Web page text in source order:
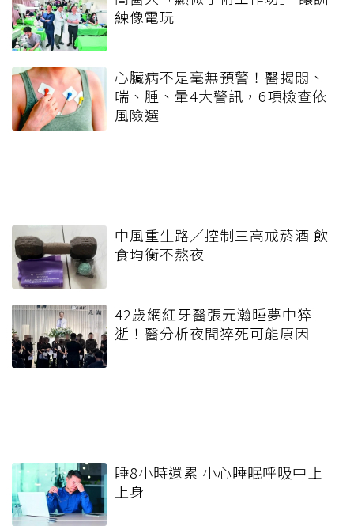
練像電玩
心臟病不是毫無預警！醫揭悶、
喘、腫、暈4大警訊，6項檢查依
風險選
中風重生路／控制三高戒菸酒 飲
食均衡不熬夜
42歲網紅牙醫張元瀚睡夢中猝
逝！醫分析夜間猝死可能原因
睡8小時還累 小心睡眠呼吸中止
上身